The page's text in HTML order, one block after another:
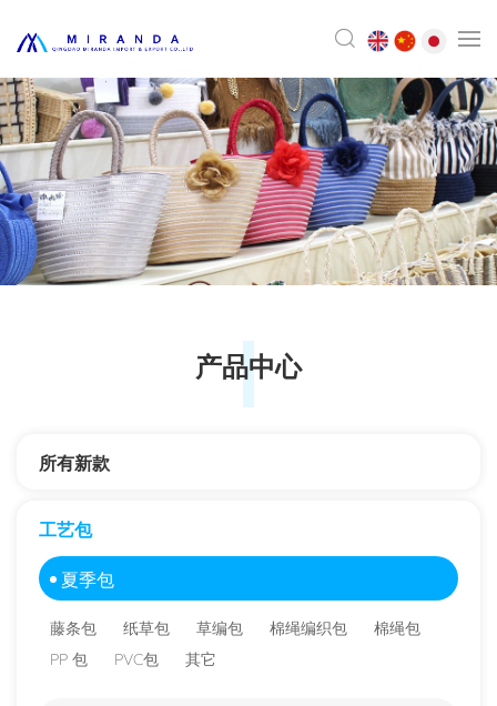
产品中心
所有新款
工艺包
夏季包
藤条包 纸草包 草编包 棉绳编织包
棉绳包
PP 包
PVC包 其它